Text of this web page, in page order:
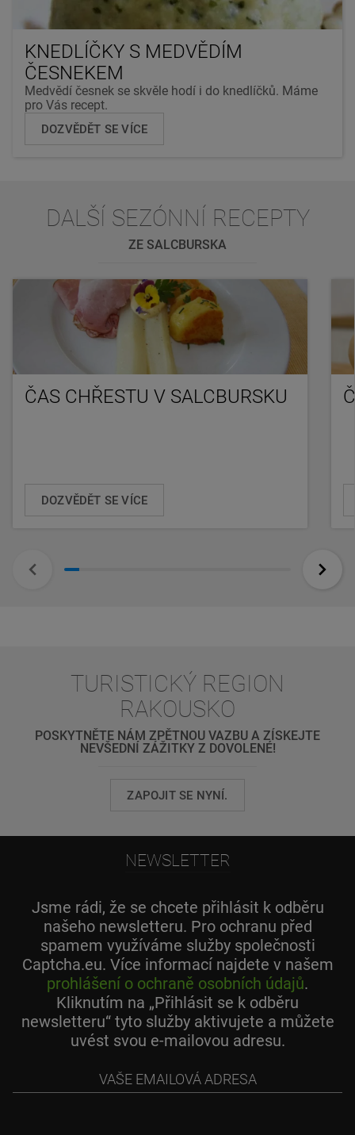
KNEDLÍČKY S MEDVĚDÍM
ČESNEKEM
Medvědí česnek se skvěle hodí i do knedlíčků. Máme
pro Vás recept.
DOZVĚDĚT SE VÍCE
DALŠÍ SEZÓNNÍ RECEPTY
ZE SALCBURSKA
ČAS CHŘESTU V SALCBURSKU
DOZVĚDĚT SE VÍCE
TURISTICKÝ REGION
RAKOUSKO
POSKYTNĚTE NÁM ZPĚTNOU VAZBU A ZÍSKEJTE
NEVŠEDNÍ ZÁŽITKY Z DOVOLENÉ!
ZAPOJIT SE NYNÍ.
NEWSLETTER
Jsme rádi, že se chcete přihlásit k odběru
našeho newsletteru. Pro ochranu před
spamem využíváme služby společnosti
Captcha.eu. Více informací najdete v našem
prohlášení o ochraně osobních údajů.
Kliknutím na „Přihlásit se k odběru
newsletteru“ tyto služby aktivujete a můžete
uvést svou e-mailovou adresu.
adresa